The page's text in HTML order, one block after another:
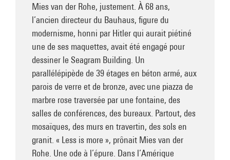
Mies van der Rohe, justement. À 68 ans,
l’ancien directeur du Bauhaus, figure du
modernisme, honni par Hitler qui aurait piétiné
une de ses maquettes, avait été engagé pour
dessiner le Seagram Building. Un
parallélépipède de 39 étages en béton armé, aux
parois de verre et de bronze, avec une piazza de
marbre rose traversée par une fontaine, des
salles de conférences, des bureaux. Partout, des
mosaïques, des murs en travertin, des sols en
granit. « Less is more », prônait Mies van der
Rohe. Une ode à l’épure. Dans l’Amérique